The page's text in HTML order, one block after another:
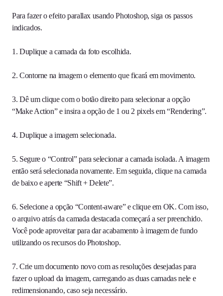
Para fazer o efeito parallax usando Photoshop, siga os passos
indicados.
1. Duplique a camada da foto escolhida.
2. Contorne na imagem o elemento que ficará em movimento.
3. Dê um clique com o botão direito para selecionar a opção
“Make Action” e insira a opção de 1 ou 2 pixels em “Rendering”.
4. Duplique a imagem selecionada.
5. Segure o “Control” para selecionar a camada isolada. A imagem
então será selecionada novamente. Em seguida, clique na camada
de baixo e aperte “Shift + Delete”.
6. Selecione a opção “Content-aware” e clique em OK. Com isso,
o arquivo atrás da camada destacada começará a ser preenchido.
Você pode aproveitar para dar acabamento à imagem de fundo
utilizando os recursos do Photoshop.
7. Crie um documento novo com as resoluções desejadas para
fazer o upload da imagem, carregando as duas camadas nele e
redimensionando, caso seja necessário.